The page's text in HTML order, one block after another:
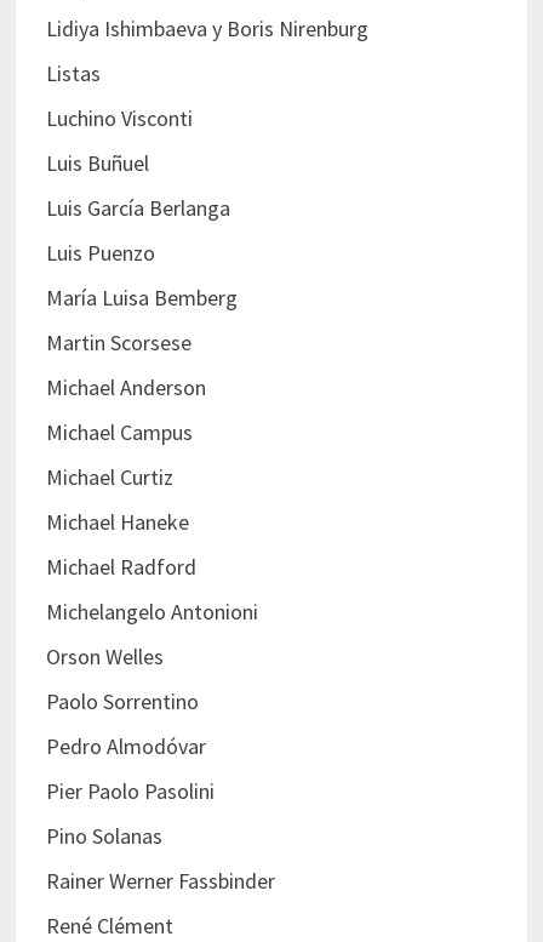
Lidiya Ishimbaeva y Boris Nirenburg
Listas
Luchino Visconti
Luis Buñuel
Luis García Berlanga
Luis Puenzo
María Luisa Bemberg
Martin Scorsese
Michael Anderson
Michael Campus
Michael Curtiz
Michael Haneke
Michael Radford
Michelangelo Antonioni
Orson Welles
Paolo Sorrentino
Pedro Almodóvar
Pier Paolo Pasolini
Pino Solanas
Rainer Werner Fassbinder
René Clément